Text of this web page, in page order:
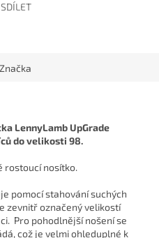
SDÍLET
Značka
LennyLamb UpGrade
do velikosti 98.
rostoucí nosítko.
pomocí stahování suchých
zevnitř označený velikostí
Pro pohodlnější nošení se
což je velmi ohleduplné k